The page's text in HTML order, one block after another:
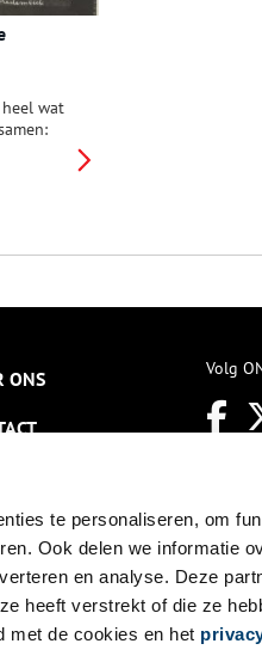
te personaliseren, om
Ook delen we informatie
en analyse. Deze
heeft verstrekt of die ze
met de cookies en het
wat
werd
ONS Volg